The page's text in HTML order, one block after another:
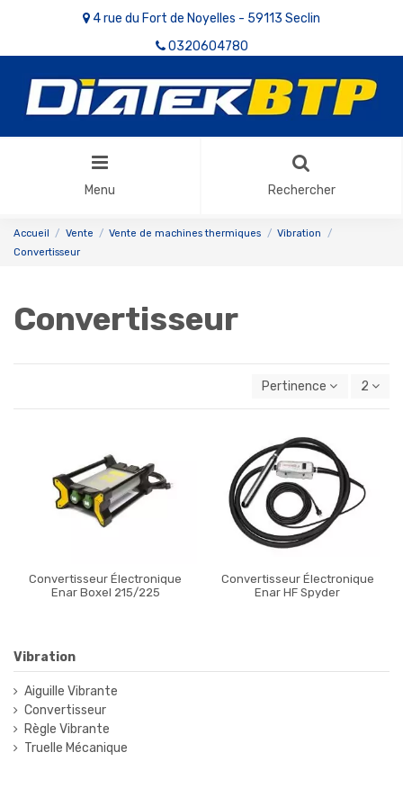
4 rue du Fort de Noyelles - 59113 Seclin
0320604780
Menu Rechercher
Accueil Vente Vente de machines thermiques
Vibration
Convertisseur
Convertisseur
Pertinence 2
Convertisseur Électronique
Enar Boxel 215/225
Convertisseur Électronique
Enar HF Spyder
Vibration
Aiguille Vibrante
Convertisseur
Règle Vibrante
Truelle Mécanique